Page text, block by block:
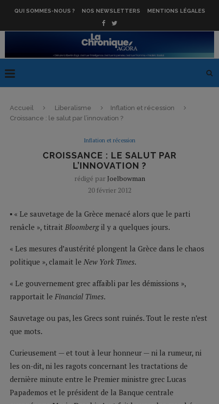
QUI SOMMES-NOUS ? NOS NEWSLETTERS MENTIONS LÉGALES
Accueil Liberalisme
Inflation et récession
Croissance : le salut par l’innovation ?
Inflation et récession
CROISSANCE : LE SALUT PAR
L’INNOVATION ?
rédigé par Joelbowman
20 février 2012
▪ « Le sauvetage de la Grèce menacé alors que le parti
renâcle », titrait Bloombergil y a quelques jours.
« Les mesures d’austérité plongent la Grèce dans le chaos
politique », clamait le New York Times.
« Le gouvernement grec affaibli par les démissions »,
rapportait le Financial Times.
Sauvetage ou pas, les Grecs sont ruinés. Tout le reste n’est
que mots.
Curieusement — et tout à leur honneur — ni la rumeur, ni
les on-dit, ni les ragots concernant les tractations de
dernière minute entre le Premier ministre grec Lucas
Papademos et le président de la Banque centrale